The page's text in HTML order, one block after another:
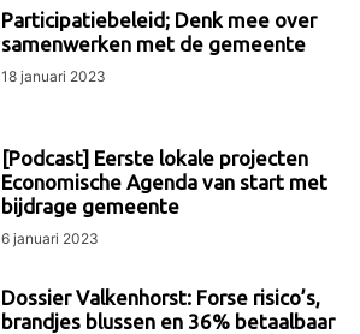
Participatiebeleid; Denk mee over
samenwerken met de gemeente
18 januari 2023
[Podcast] Eerste lokale projecten
Economische Agenda van start met
bijdrage gemeente
6 januari 2023
Dossier Valkenhorst: Forse risico’s,
brandjes blussen en 36% betaalbaar